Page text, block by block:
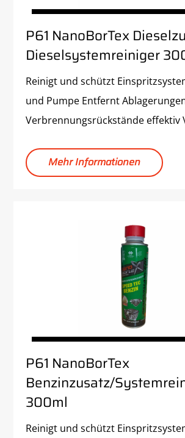
P61 NanoBorTex
Dieselsystemreiniger
Reinigt und schützt
und Pumpe Entfernt
Verbrennungsrückstände effektiv
Mehr Informationen
P61 NanoBorTex
Benzinzusatz/
300ml
Reinigt und schützt